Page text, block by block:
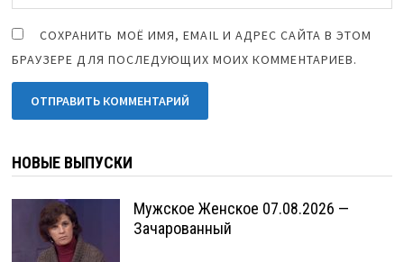
СОХРАНИТЬ МОЁ ИМЯ, EMAIL И АДРЕС САЙТА В ЭТОМ
БРАУЗЕРЕ ДЛЯ ПОСЛЕДУЮЩИХ МОИХ КОММЕНТАРИЕВ.
НОВЫЕ ВЫПУСКИ
Мужское Женское 07.08.2026 —
Зачарованный